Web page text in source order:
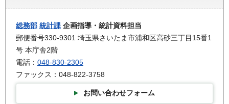
総務部 統計課 企画指導・統計資料担当
郵便番号330-9301 埼玉県さいたま市浦和区高砂三丁目15番1
号 本庁舎2階
電話： 048-830-2305
ファックス：048-822-3758
お問い合わせフォーム